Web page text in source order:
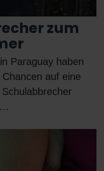
zum
Paraguay haben
auf eine